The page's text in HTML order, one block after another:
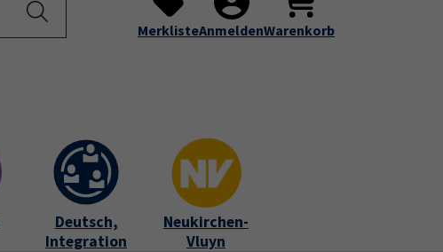
Startseite Submenu for "Programm"
Über uns Submenu for "Über uns"
Service Submenu for
MerklisteAnmeldenWarenkorb
Deutsch,
Integration
Neukirchen-
Vluyn